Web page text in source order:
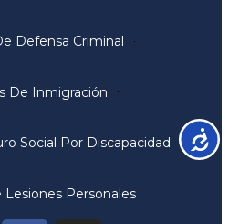
Defensa Criminal
De Inmigración
Social Por Discapacidad
Personales